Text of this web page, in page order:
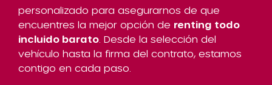
personalizado para asegurarnos de que
encuentres la mejor opción de renting todo
incluido barato . Desde la selección del
vehículo hasta la firma del contrato, estamos
contigo en cada paso.